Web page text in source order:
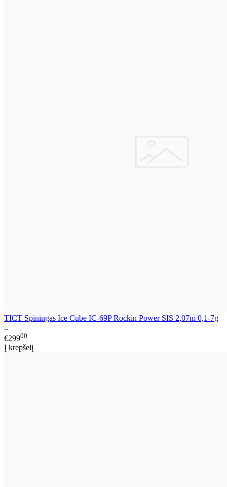
TICT Spiningas Ice Cube IC-69P Rockin Power SIS 2,07m 0,1-7g
..
€29900
Į krepšelį